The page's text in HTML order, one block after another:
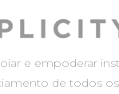
e empoderar
de todos